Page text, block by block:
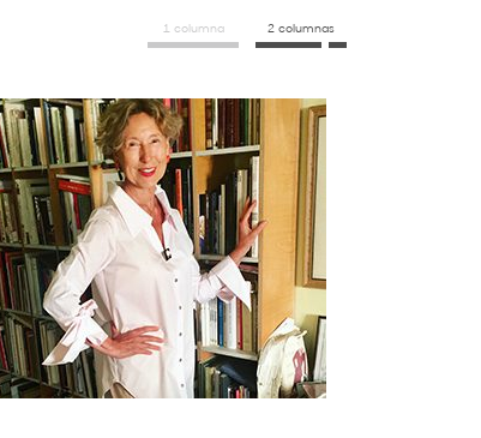
1 columna 2 columnas